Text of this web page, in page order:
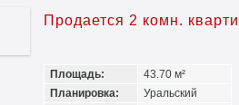
Продается 2 комн.
Площадь:
43.70 м²
Планировка:
Уральский